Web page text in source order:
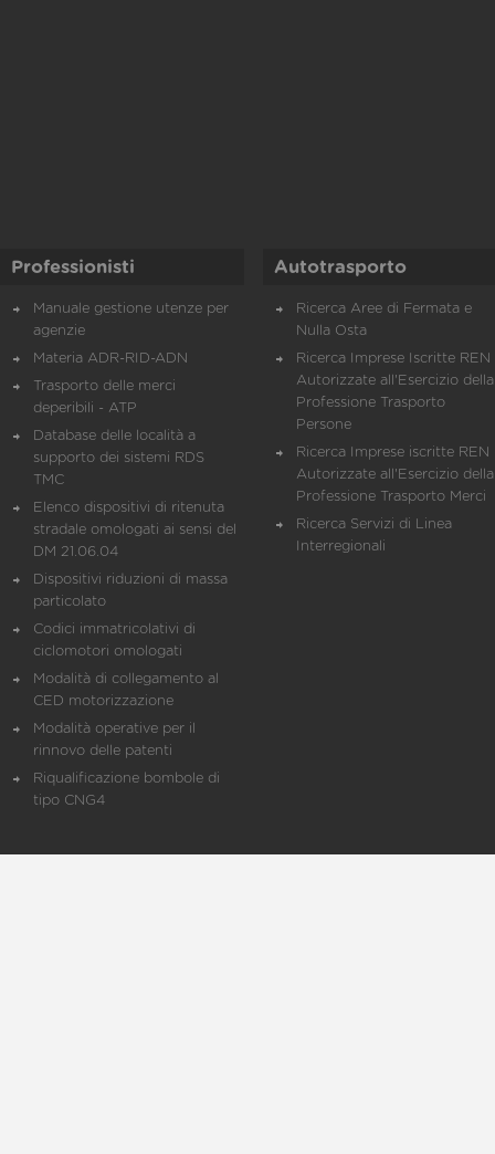
Professionisti
Manuale gestione utenze per
agenzie
Materia ADR-RID-ADN
Trasporto delle merci
deperibili - ATP
Database delle località a
supporto dei sistemi RDS
TMC
Elenco dispositivi di ritenuta
stradale omologati ai sensi del
DM 21.06.04
Dispositivi riduzioni di massa
particolato
Codici immatricolativi di
ciclomotori omologati
Modalità di collegamento al
CED motorizzazione
Modalità operative per il
rinnovo delle patenti
Riqualificazione bombole di
tipo CNG4
Autotrasporto
Ricerca Aree di Fermata e
Nulla Osta
Ricerca Imprese Iscritte REN
Autorizzate all'Esercizio della
Professione Trasporto
Persone
Ricerca Imprese iscritte REN
Autorizzate all'Esercizio della
Professione Trasporto Merci
Ricerca Servizi di Linea
Interregionali